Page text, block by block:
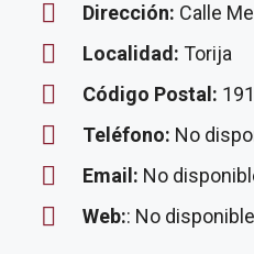
Dirección: Calle
Localidad: Torija
Código Postal:
Teléfono: No
Email: No
Web:: No disponible